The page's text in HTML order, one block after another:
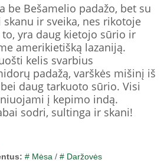
be Bešamelio padažo, bet su
skanu ir sveika, nes rikotoje
yra daug kietojo sūrio ir
amerikietišką lazaniją.
kelis svarbius
padažą, varškės mišinį iš
daug tarkuoto sūrio. Visi
į kepimo indą.
sodri, sultinga ir skani!
# Mėsa / # Daržovės